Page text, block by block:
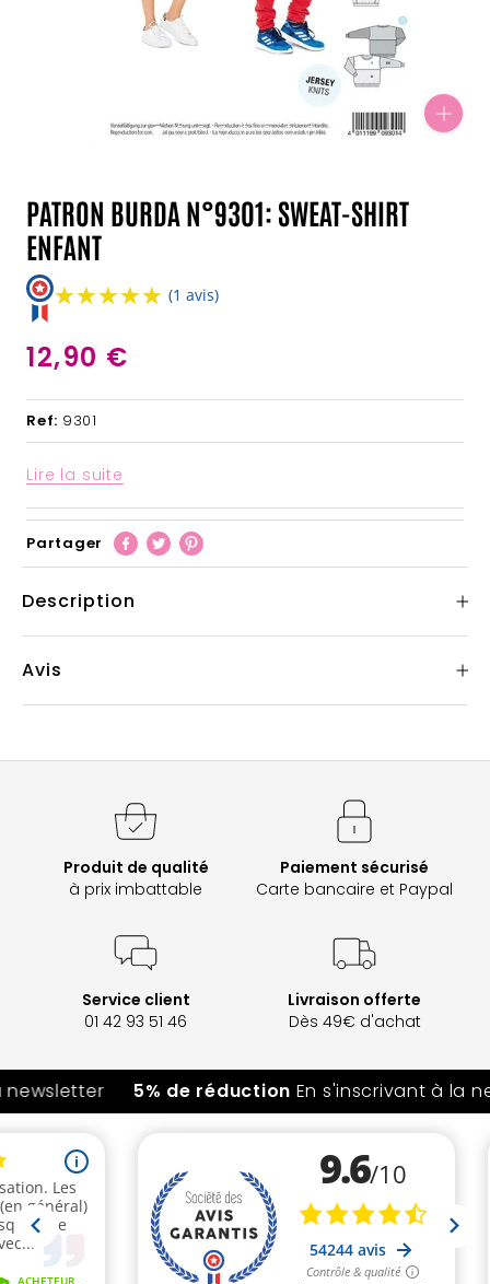
PATRON BURDA N°9301: SWEAT-SHIRT
ENFANT
★★★★★
★★★★★ (1 avis)
12,90 €
Ref: 9301
Lire la suite
Partager
Description
Avis
Produit de qualité
à prix imbattable
Paiement sécurisé
Carte bancaire et Paypal
Service client
01 42 93 51 46
Livraison offerte
Dès 49€ d'achat
5% de réductionEn s'inscrivant à la